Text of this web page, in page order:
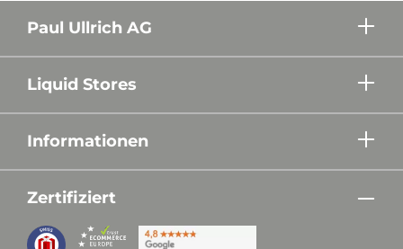
Paul Ullrich AG
Liquid Stores
Informationen
Zertifiziert